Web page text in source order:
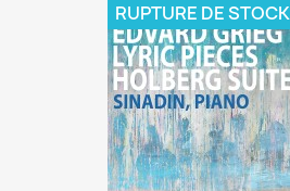
RUPTURE DE STOCK